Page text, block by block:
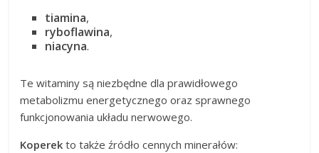
tiamina,
ryboflawina,
niacyna.
Te witaminy są niezbędne dla prawidłowego
metabolizmu energetycznego oraz sprawnego
funkcjonowania układu nerwowego.
Koperek to także źródło cennych minerałów: